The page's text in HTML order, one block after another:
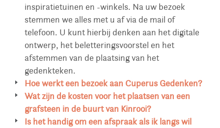
inspiratietuinen en -winkels. Na uw bezoek
stemmen we alles met u af via de mail of
telefoon. U kunt hierbij denken aan het digitale
ontwerp, het beletteringsvoorstel en het
afstemmen van de plaatsing van het
gedenkteken.
Hoe werkt een bezoek aan Cuperus Gedenken?
U bent van harte welkom in een van onze
gedenkwinkels waar u veel voorbeelden kunt
bekijken. U treft er een grote selectie aan
Wat zijn de kosten voor het plaatsen van een
grafsteen in de buurt van Kinrooi?
Voor alle begraafplaatsen in Nederland
Is het handig om een afspraak als ik langs wil